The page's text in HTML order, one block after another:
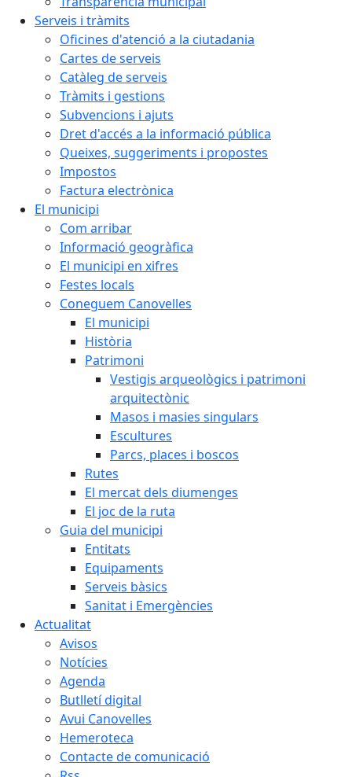
Serveis i tràmits
Oficines d'atenció a la ciutadania
Cartes de serveis
Catàleg de serveis
Tràmits i gestions
Subvencions i ajuts
Dret d'accés a la informació pública
Queixes, suggeriments i propostes
Impostos
Factura electrònica
El municipi
Com arribar
Informació geogràfica
El municipi en xifres
Festes locals
Coneguem Canovelles
El municipi
Història
Patrimoni
Vestigis arqueològics i patrimoni
arquitectònic
Masos i masies singulars
Escultures
Parcs, places i boscos
Rutes
El mercat dels diumenges
El joc de la ruta
Guia del municipi
Entitats
Equipaments
Serveis bàsics
Sanitat i Emergències
Actualitat
Avisos
Notícies
Agenda
Butlletí digital
Avui Canovelles
Hemeroteca
Contacte de comunicació